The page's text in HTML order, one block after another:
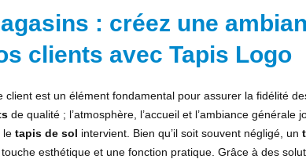
: créez une
clients avec Tapis Logo
est un élément fondamental pour assurer la fidélité
de qualité ; l’atmosphère, l’accueil et l’ambiance générale
le tapis de sol intervient. Bien qu’il soit souvent négligé, un
touche esthétique et une fonction pratique. Grâce à des